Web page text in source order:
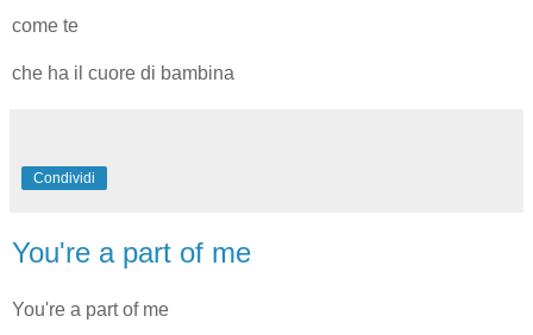
come te
che ha il cuore di bambina
Condividi
You're a part of me
You're a part of me